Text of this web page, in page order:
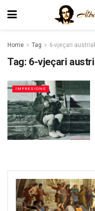
Home Tag 6-vjeçari
Tag: 6-vjeçari
IMPRESIONE